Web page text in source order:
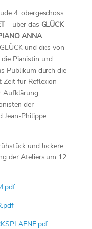
4. obergeschoss
– über das GLÜCK
ANNA
und dies von
Pianistin und
Publikum durch die
Zeit für Reflexion
Aufklärung:
der
Jean-Philippe
und lockere
der Ateliers um 12